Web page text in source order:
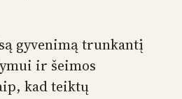
gyvenimą trunkantį
ir šeimos
kad teiktų